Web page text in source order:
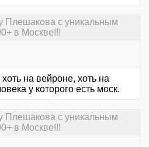
Плешакова с уникальным
в Москве!!!
на вейроне, хоть на
у которого есть моск.
Плешакова с уникальным
в Москве!!!